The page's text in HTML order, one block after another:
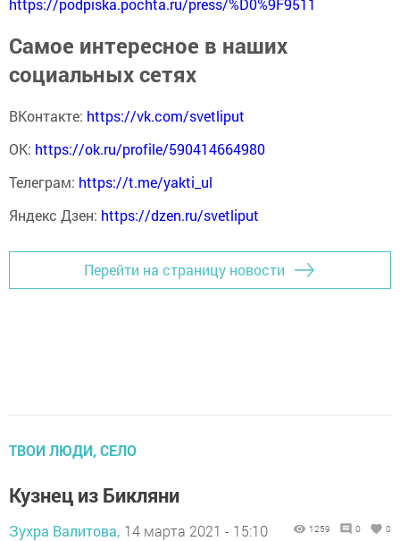
https://podpiska.pochta.ru/press/%D0%9F9511
Самое интересное в наших
социальных сетях
ВКонтакте: https://vk.com/svetliput
ОК: https://ok.ru/profile/590414664980
Телеграм: https://t.me/yakti_ul
Яндекс Дзен: https://dzen.ru/svetliput
Перейти на страницу новости
ТВОИ ЛЮДИ, СЕЛО
Кузнец из Бикляни
Зухра Валитова, 14 марта 2021 - 15:10 1259 0 0